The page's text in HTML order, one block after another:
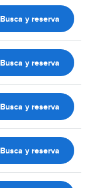
Busca y reserva
Busca y reserva
Busca y reserva
Busca y reserva